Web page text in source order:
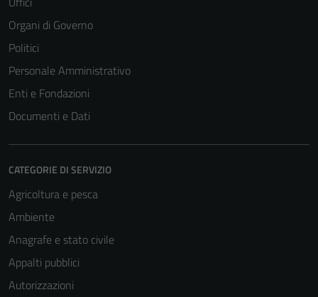
Organi di Governo
Politici
Personale Amministrativo
Enti e Fondazioni
Documenti e Dati
CATEGORIE DI SERVIZIO
Agricoltura e pesca
Ambiente
Anagrafe e stato civile
Appalti pubblici
Autorizzazioni